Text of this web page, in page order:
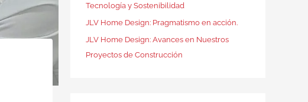
Tecnología y Sostenibilidad
JLV Home Design: Pragmatismo en acción.
JLV Home Design: Avances en Nuestros
Proyectos de Construcción